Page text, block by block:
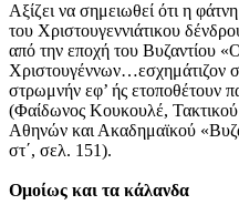
Αξίζει να σημειωθεί ότι η
του Χριστουγεννιάτικου
από την εποχή του Βυζαντίου
Χριστουγέννων…εσχημάτιζον
στρωμνήν εφ’ ής ετοποθέτουν
(Φαίδωνος Κουκουλέ,
Αθηνών και Ακαδημαϊκού
στ΄, σελ. 151).
Ομοίως και τα κάλανδα